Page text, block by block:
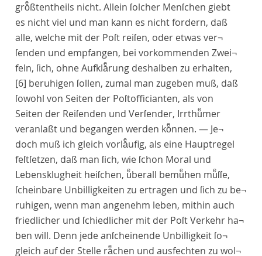
groͤßtentheils nicht. Allein ſolcher Menſchen giebt
es nicht viel und man kann es nicht fordern, daß
alle, welche mit der Poſt reiſen, oder etwas ver¬
ſenden und empfangen, bei vorkommenden Zwei¬
feln, ſich, ohne Aufklaͤrung deshalben zu erhalten,
[6] beruhigen ſollen, zumal man zugeben muß, daß
ſowohl von Seiten der Poſtofficianten, als von
Seiten der Reiſenden und Verſender, Irrthuͤmer
veranlaßt und begangen werden koͤnnen. — Je¬
doch muß ich gleich vorlaͤufig, als eine Hauptregel
feſtſetzen, daß man ſich, wie ſchon Moral und
Lebensklugheit heiſchen, uͤberall bemuͤhen muͤſſe,
ſcheinbare Unbilligkeiten zu ertragen und ſich zu be¬
ruhigen, wenn man angenehm leben, mithin auch
friedlicher und ſchiedlicher mit der Poſt Verkehr ha¬
ben will. Denn jede anſcheinende Unbilligkeit ſo¬
gleich auf der Stelle raͤchen und ausfechten zu wol¬